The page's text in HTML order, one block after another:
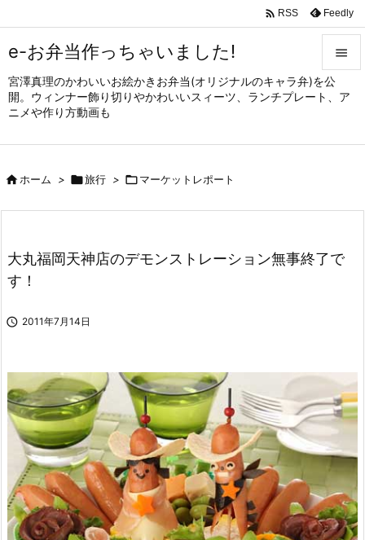
e-お弁当作っちゃいました!
宮澤真理のかわいいお絵かきお弁当(オリジナルのキャラ弁)を公
開。ウィンナー飾り切りやかわいいスィーツ、ランチプレート、ア
ニメや作り方動画も


メニュ
サイド


 RSS Feedly
ホーム > 旅行 > マーケットレポート
大丸福岡天神店のデモンストレーション無事終了で
す！
 2011年7月14日